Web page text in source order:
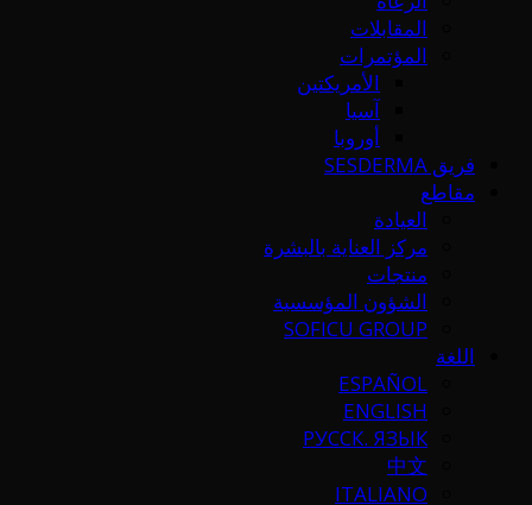
المقابلات
المؤتمرات
الأمريكتين
آسيا
أوروبا
فريق SESDERMA
مقاطع
العيادة
مركز العناية بالبشرة
منتجات
الشؤون المؤسسية
SOFICU GROUP
اللغة
ESPAÑOL
ENGLISH
РУССК. ЯЗЫК
中文
ITALIANO